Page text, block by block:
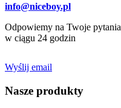
info@niceboy.pl
Odpowiemy na Twoje pytania
w ciągu 24 godzin
Wyślij email
Nasze produkty